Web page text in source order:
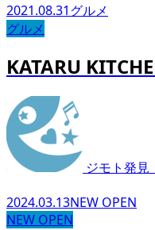
2021.08.31グルメ
グルメ
KATARU
ジモト発見
2024.03.13NEW OPEN
NEW OPEN